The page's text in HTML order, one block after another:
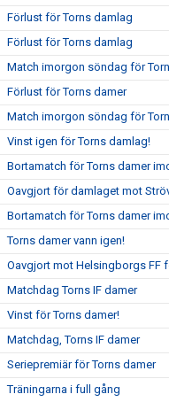
Förlust för Torns damlag
Förlust för Torns damlag
Match imorgon söndag för
Förlust för Torns damer
Match imorgon söndag för
Vinst igen för Torns damlag!
Bortamatch för Torns damer
Oavgjort för damlaget mot
Bortamatch för Torns damer
Torns damer vann igen!
Oavgjort mot Helsingborgs FF
Matchdag Torns IF damer
Vinst för Torns damer!
Matchdag, Torns IF damer
Seriepremiär för Torns damer
Träningarna i full gång